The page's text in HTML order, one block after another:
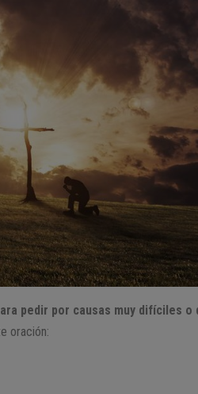
pedir por causas muy difíciles
oración: